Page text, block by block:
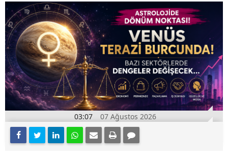
03:07 07 Ağustos 2026